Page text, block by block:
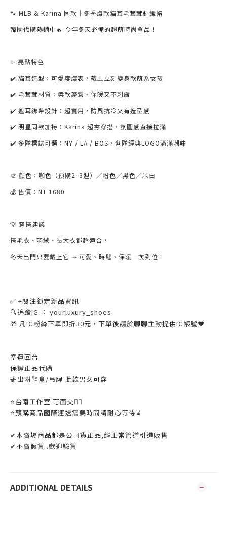
🐾 MLB & Karina 同款｜冬季爆款貓耳毛茸茸針織帽
韓國代購熱銷中🔥 今年冬天必備的超萌時尚單品！
✨ 亮點特色
✔️ 貓耳造型：可愛度爆表，戴上立刻變身軟萌系女孩
✔️ 毛茸茸材質：柔軟蓬鬆、保暖又不刺膚
✔️ 遮耳綁帶設計：超實用，防風抗冷又有造型感
✔️ 明星同款加持：Karina 超夯穿搭，氛圍感直接拉滿
✔️ 多隊標誌可選：NY / LA / BOS，各隊經典LOGO滿滿潮味
🎨 顏色：咖色（預購2–3週）／粉色／黑色／米白
💰 售價：NT 1680
💡 穿搭建議
搭毛衣、羽絨、長大衣都超適合，
冬天出門只要戴上它 ➝ 可愛、時髦、保暖一次到位！
✅ +關注鎖定新品資訊
🔍追蹤IG ： yourluxury_shoes
🎁 凡IG粉絲下單即折30元，下單後請於聊聊主動提供IG帳號❤
空運回台
保證正品代購
寄出附鞋盒/吊牌 此款男女可穿
⭐️台南工作室 可面交👌🏼
⭐️預購商品國際運送需要時間請耐心等待⌛️
✔本賣場商品都是公司貨正品,經正常管道引進販售
✔不賣假貨 .歡迎驗貨
ADDITIONAL DETAILS